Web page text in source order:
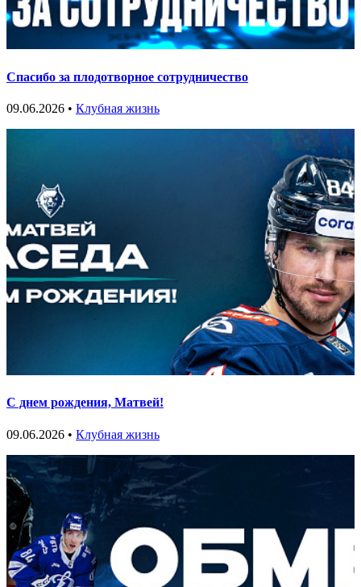
Спасибо за плодотворное сотрудничество
09.06.2026 • Клубная жизнь
С днем рождения, Матвей!
09.06.2026 • Клубная жизнь